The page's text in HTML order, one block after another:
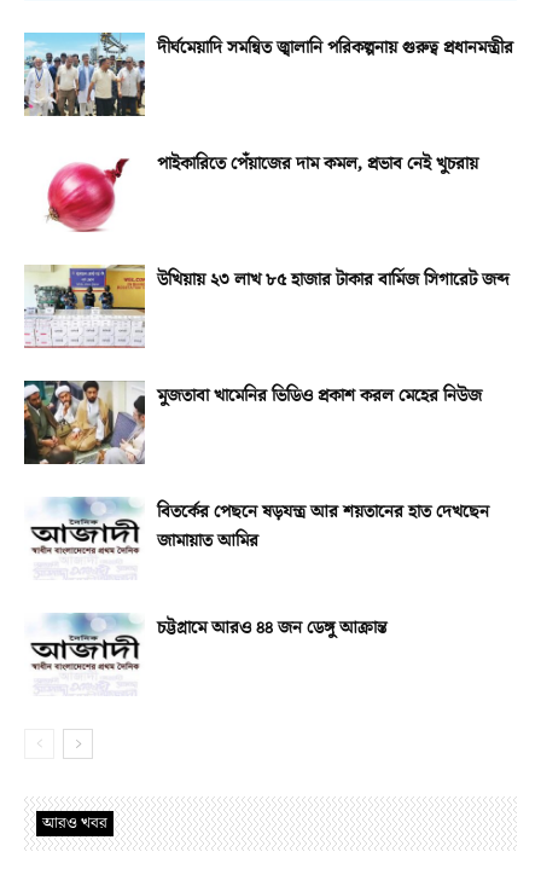
দীর্ঘমেয়াদি সমন্বিত জ্বালানি পরিকল্পনায় গুরুত্ব প্রধানমন্ত্রীর
পাইকারিতে পেঁয়াজের দাম কমল, প্রভাব নেই খুচরায়
উখিয়ায় ২৩ লাখ ৮৫ হাজার টাকার বার্মিজ সিগারেট জব্দ
মুজতাবা খামেনির ভিডিও প্রকাশ করল মেহের নিউজ
বিতর্কের পেছনে ষড়যন্ত্র আর শয়তানের হাত দেখছেন
জামায়াত আমির
চট্টগ্রামে আরও ৪৪ জন ডেঙ্গু আক্রান্ত
আরও খবর